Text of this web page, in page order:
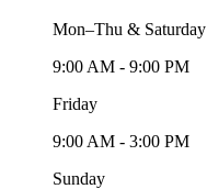
Mon–Thu & Saturday
9:00 AM - 9:00 PM
Friday
9:00 AM - 3:00 PM
Sunday